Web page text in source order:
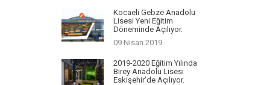
Kocaeli Gebze Anadolu
Lisesi Yeni Eğitim
Döneminde Açılıyor.
09 Nisan 2019
2019-2020 Eğitim Yılında
Birey Anadolu Lisesi
Eskişehir'de Açılıyor.